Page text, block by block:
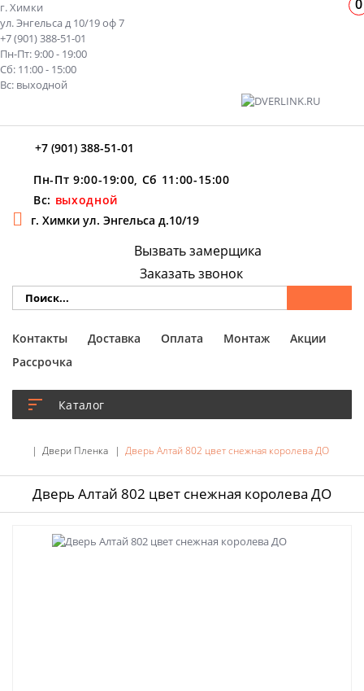
г. Химки
ул. Энгельса д 10/19 оф 7
+7 (901) 388-51-01
Пн-Пт: 9:00 - 19:00
Сб: 11:00 - 15:00
Вс: выходной
+7 (901) 388-51-01
Пн-Пт 9:00-19:00, Сб 11:00-15:00
Вс: выходной
г. Химки ул. Энгельса д.10/19
Каталог
Вызвать замерщика
Заказать звонок
Контакты Доставка Оплата Монтаж
Акции
Рассрочка
Двери Пленка Дверь Алтай 802 цвет снежная королева ДО
Дверь Алтай 802 цвет снежная королева ДО
0